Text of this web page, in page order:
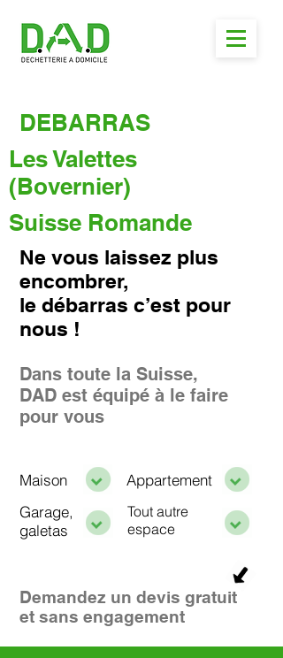
DEBARRAS
Les Valettes
(Bovernier)
Suisse Romande
Ne vous laissez plus
encombrer,
le débarras c’est pour
nous !
Dans toute la Suisse,
DAD est équipé à le faire
pour vous
Maison
Appartement
Garage,
galetas
Tout autre
espace
Demandez un devis gratuit
et sans engagement